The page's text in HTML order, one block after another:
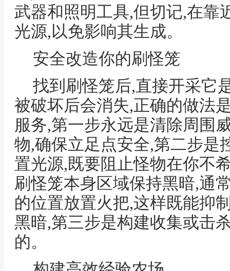
武器和照明工具,但切记,在靠
光源,以免影响其生成。
安全改造你的刷怪笼
找到刷怪笼后,直接开采它
被破坏后会消失,正确的做法
服务,第一步永远是清除周围
物,确保立足点安全,第二步是
置光源,既要阻止怪物在你不
刷怪笼本身区域保持黑暗,通
的位置放置火把,这样既能抑
黑暗,第三步是构建收集或击
的。